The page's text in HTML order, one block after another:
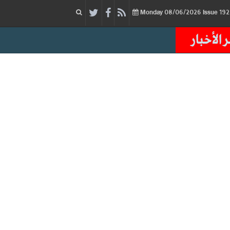
08/06/2026 Issue
الأخبار